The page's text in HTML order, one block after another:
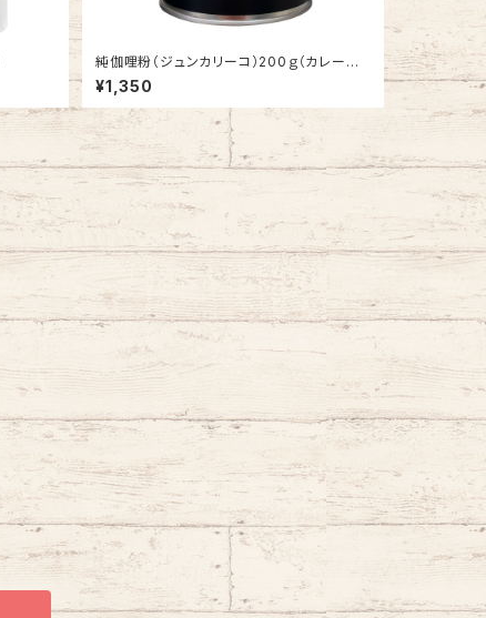
純伽哩粉（ジュンカリーコ）200ｇ（カレーパ
ウダー）
¥1,350